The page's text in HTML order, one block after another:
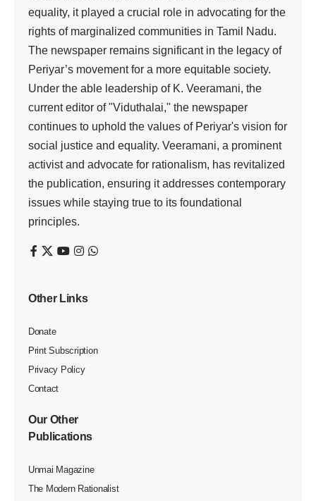
equality, it played a crucial role in advocating for the
rights of marginalized communities in Tamil Nadu.
The newspaper remains significant in the legacy of
Periyar’s movement for a more equitable society.
Under the able leadership of K. Veeramani, the
current editor of "Viduthalai," the newspaper
continues to uphold the values of Periyar's vision for
social justice and equality. Veeramani, a prominent
activist and advocate for rationalism, has revitalized
the publication, ensuring it addresses contemporary
issues while staying true to its foundational
principles.
Other Links
Donate
Print Subscription
Privacy Policy
Contact
Our Other
Publications
Unmai Magazine
The Modern Rationalist